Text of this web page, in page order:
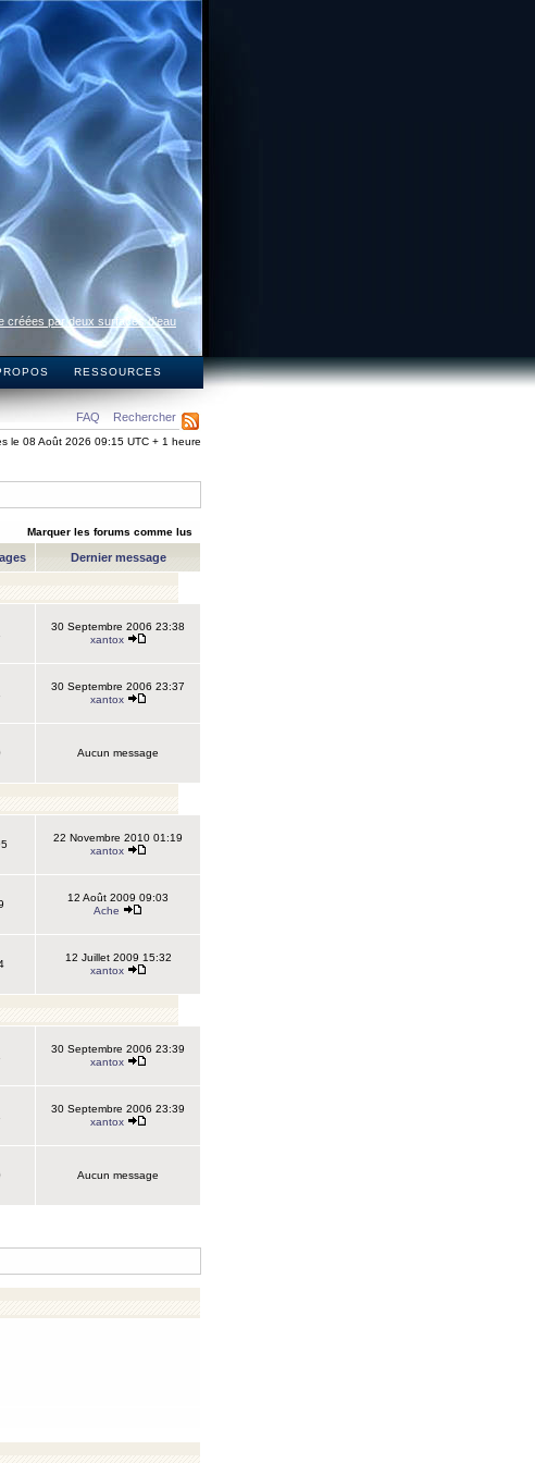
créées par deux surfaces d’eau
RESSOURCES
FAQ Rechercher
le 08 Août 2026 09:15 UTC + 1 heure
Marquer les forums comme lus
Dernier message
30 Septembre 2006 23:38
xantox
30 Septembre 2006 23:37
xantox
Aucun message
22 Novembre 2010 01:19
xantox
12 Août 2009 09:03
Ache
12 Juillet 2009 15:32
xantox
30 Septembre 2006 23:39
xantox
30 Septembre 2006 23:39
xantox
Aucun message